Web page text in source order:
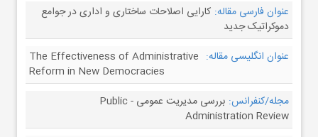
عنوان فارسی مقاله: کارایی اصلاحات ساختاری و اداری در جوامع
دموکراتیک جدید
عنوان انگلیسی مقاله: The Effectiveness of Administrative
Reform in New Democracies
مجله/کنفرانس:
بررسی مدیریت عمومی - Public
Administration Review